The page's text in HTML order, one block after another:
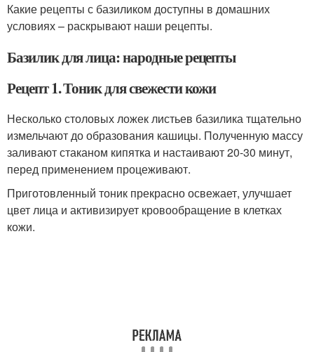
Какие рецепты с базиликом доступны в домашних
условиях – раскрывают наши рецепты.
Базилик для лица: народные рецепты
Рецепт 1. Тоник для свежести кожи
Несколько столовых ложек листьев базилика тщательно
измельчают до образования кашицы. Полученную массу
заливают стаканом кипятка и настаивают 20-30 минут,
перед применением процеживают.
Приготовленный тоник прекрасно освежает, улучшает
цвет лица и активизирует кровообращение в клетках
кожи.